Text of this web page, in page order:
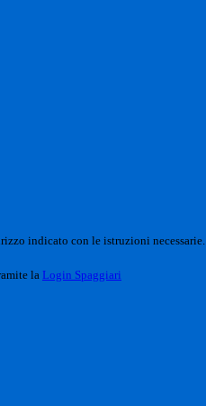
indicato con le istruzioni necessarie.
la Login Spaggiari